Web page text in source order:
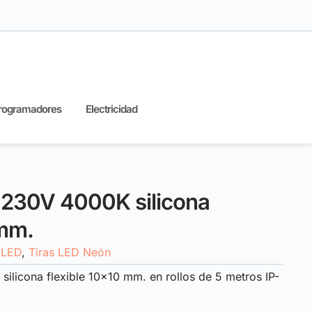
Electricidad
4000K silicona
, Tiras LED Neón
flexible 10×10 mm. en rollos de 5 metros IP-